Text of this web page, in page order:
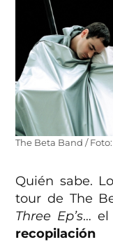
The Beta Band /
Quién sabe.
tour de The
Three Ep’s… el